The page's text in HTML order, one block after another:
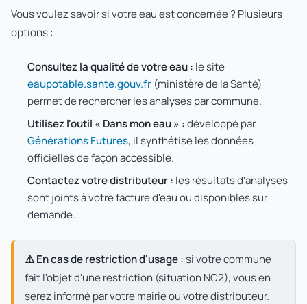
Vous voulez savoir si votre eau est concernée ? Plusieurs
options :
Consultez la qualité de votre eau : le site
eaupotable.sante.gouv.fr (ministère de la Santé)
permet de rechercher les analyses par commune.
Utilisez l'outil « Dans mon eau » :développé par
Générations Futures, il synthétise les données
officielles de façon accessible.
Contactez votre distributeur : les résultats d'analyses
sont joints à votre facture d'eau ou disponibles sur
demande.
⚠️ En cas de restriction d'usage :si votre commune
fait l'objet d'une restriction (situation NC2), vous en
serez informé par votre mairie ou votre distributeur.